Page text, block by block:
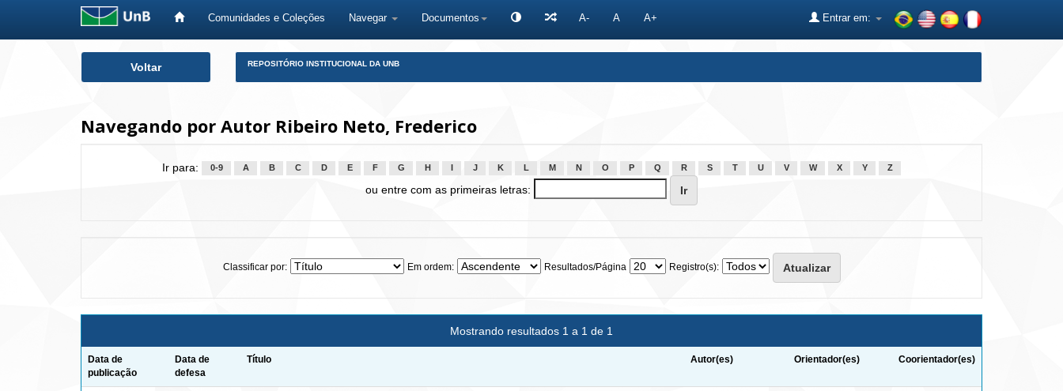
Comunidades e Coleções Navegar Documentos A- A A+ Entrar em:
Voltar REPOSITÓRIO INSTITUCIONAL DA UNB
Navegando por Autor Ribeiro Neto, Frederico
Ir para: 0-9 A B C D E F G H J K L M N O P Q R S T U V W X Y Z
ou entre com as primeiras letras:
Classificar por: Em ordem: Resultados/Página Registro(s):
Mostrando resultados 1 a 1 de 1
Data de
publicação
Data de
defesa
Título Autor(es) Orientador(es) Coorientador(es)